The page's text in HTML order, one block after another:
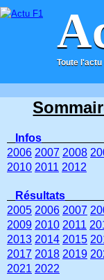
Toute
ACCUEIL CONTACT
Infos
2006 2007 2008
2010 2011 2012
Résultats
2005 2006 2007
2009 2010 2011
2013 2014 2015
2017 2018 2019
2021 2022